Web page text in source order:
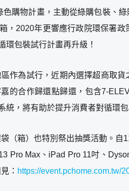
購物計畫，主動從綠購包裝、
，2020年更響應行政院環保署
環包裝試行計畫再升級！
作為試行，近期內選擇超商取
的合作歸還點歸還，包含7-
，將有助於提升消費者對循環
（箱）也特別祭出抽獎活動。
Pro Max、iPad Pro 11吋、
： https://event.pchome.com.tw/